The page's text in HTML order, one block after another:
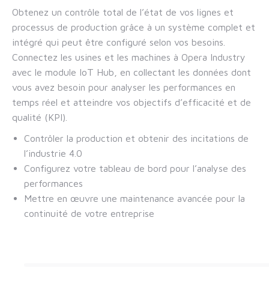
Obtenez un contrôle total de l’état de vos lignes et
processus de production grâce à un système complet et
intégré qui peut être configuré selon vos besoins.
Connectez les usines et les machines à Opera Industry
avec le module IoT Hub, en collectant les données dont
vous avez besoin pour analyser les performances en
temps réel et atteindre vos objectifs d’efficacité et de
qualité (KPI).
Contrôler la production et obtenir des incitations de
l’industrie 4.0
Configurez votre tableau de bord pour l’analyse des
performances
Mettre en œuvre une maintenance avancée pour la
continuité de votre entreprise